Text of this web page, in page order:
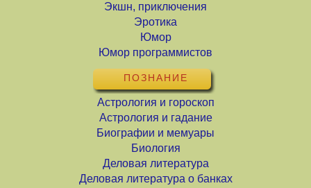
Экшн, приключения
Эротика
Юмор
Юмор программистов
ПОЗНАНИЕ
Астрология и гороскоп
Астрология и гадание
Биографии и мемуары
Биология
Деловая литература
Деловая литература о банках